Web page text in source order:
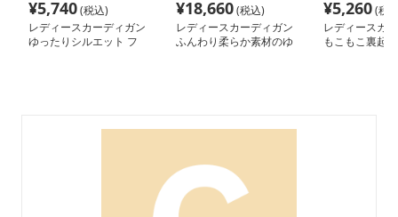
¥5,740(税込)
レディースカーディガン
ゆったりシルエット フ
¥18,660(税込)
レディースカーディガン
ふんわり柔らか素材のゆ
¥5,260(税
レディースカ
もこもこ裏起